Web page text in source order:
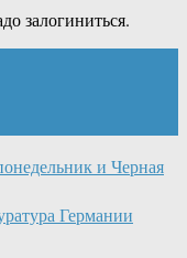
залогиниться.
и Черная
Германии